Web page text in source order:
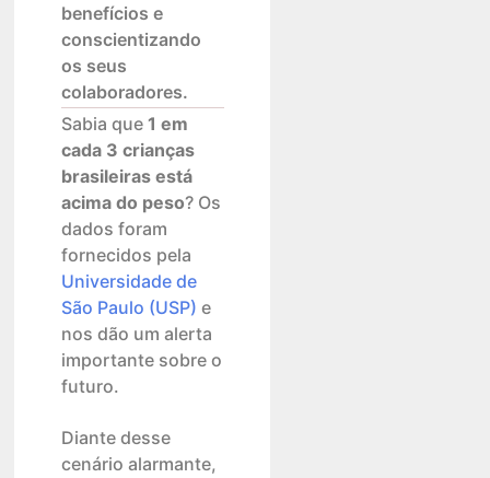
benefícios e
conscientizando
os seus
colaboradores.
Sabia que 1 em
cada 3 crianças
brasileiras está
acima do peso? Os
dados foram
fornecidos pela
Universidade de
São Paulo (USP) e
nos dão um alerta
importante sobre o
futuro.
Diante desse
cenário alarmante,